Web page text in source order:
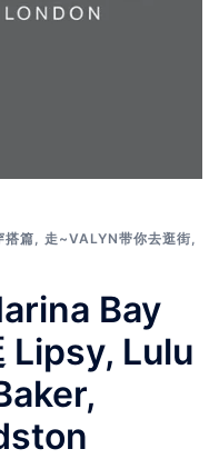
搭篇 走~VALYN带你去逛街
Bay
Lipsy, Lulu